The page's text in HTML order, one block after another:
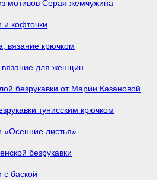
мотивов Серая жемчужина
и кофточки
вязание крючком
вязание для женщин
безрукавки от Марии Казановой
тунисским крючком
«Осенние листья»
безрукавки
с баской